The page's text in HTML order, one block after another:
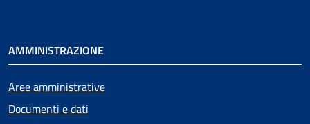
AMMINISTRAZIONE
Aree amministrative
Documenti e dati